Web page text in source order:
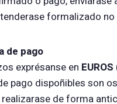
formalizado
de pago
exprésanse en
pago dispoñibles son
de forma